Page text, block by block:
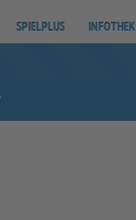
SPIELPLUS INFOTHEK